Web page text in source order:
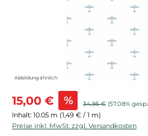
Abbildung ähnlich
Verkaufspreis:
15,00 € % Regulärer Preis:
34,95 € (57.08%
Inhalt: 10.05 m (1,49 € / 1 m)
Preise inkl. MwSt. zzgl. Versandkosten